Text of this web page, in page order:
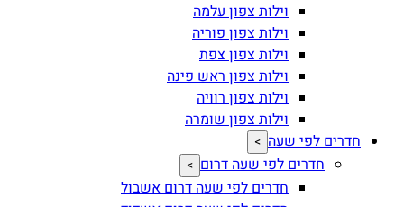
וילות צפון עלמה
וילות צפון פוריה
וילות צפון צפת
וילות צפון ראש פינה
וילות צפון רוויה
וילות צפון שומרה
חדרים לפי שעה >
חדרים לפי שעה דרום >
חדרים לפי שעה דרום אשבול